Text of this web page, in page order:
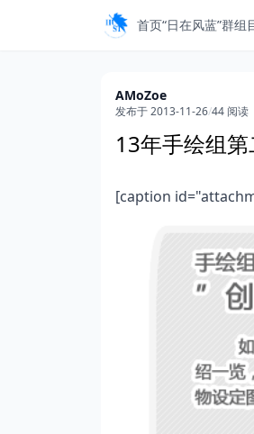
首页“日在风蓝”群组
AMoZoe
发布于 2013-11-26/44 阅读
13年手绘组
[caption